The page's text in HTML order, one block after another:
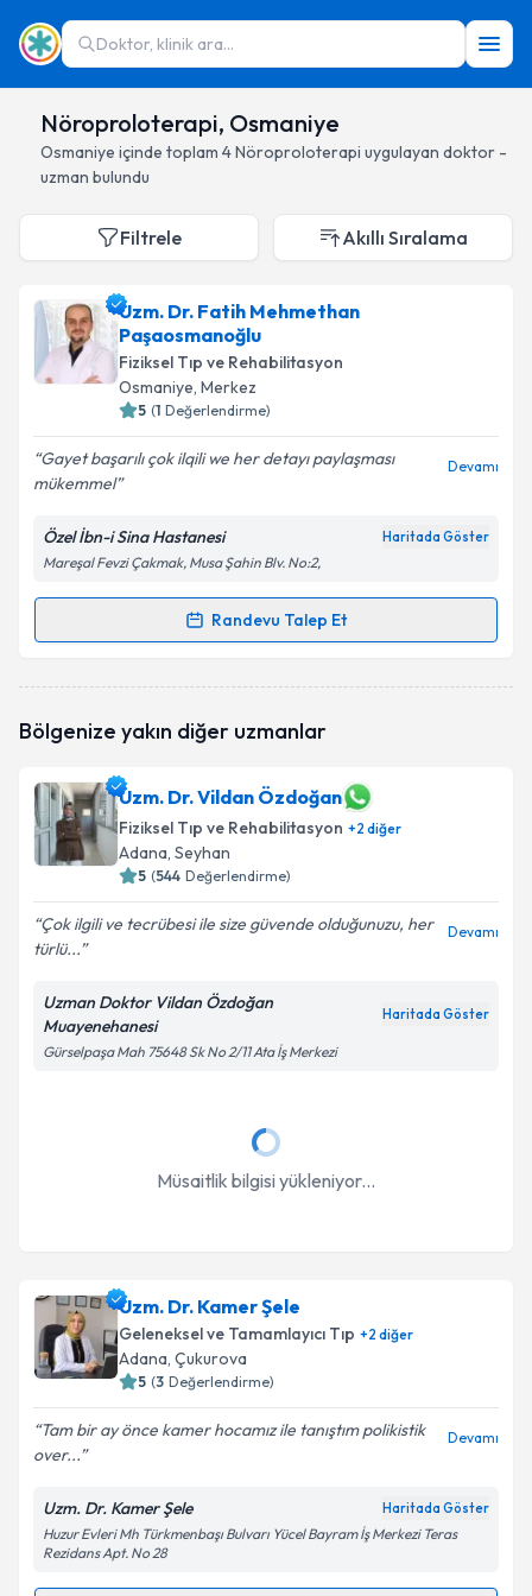
Doktor, klinik ara...
Nöroproloterapi, Osmaniye
Osmaniye içinde toplam 4Nöroproloterapi uygulayan doktor -
uzman bulundu
Filtrele Akıllı Sıralama
Uzm. Dr. Fatih Mehmethan
Paşaosmanoğlu
Fiziksel Tıp ve Rehabilitasyon
Osmaniye, Merkez
5 (1 Değerlendirme)
Gayet başarılı çok ilqili we her detayı paylaşması
mükemmel
Devamı
Özel İbn-i Sina Hastanesi Haritada Göster
Mareşal Fevzi Çakmak, Musa Şahin Blv. No:2,
Randevu Talep Et
Randevu Takvimi Talebi
randevu takvimi talebi oluşturun. Size bu uzmandan
posta ile bilgilendireceğiz.
E-posta Adresiniz
kapsamda işlenmesini kabul ediyorum.
Takvim Talebini Gönder
Bölgenize yakın diğer uzmanlar
Uzm. Dr. Vildan Özdoğan
Fiziksel Tıp ve Rehabilitasyon +2 diğer
Adana, Seyhan
5 (544 Değerlendirme)
Çok ilgili ve tecrübesi ile size güvende olduğunuzu, her
türlü...
Devamı
Uzman Doktor Vildan Özdoğan
Muayenehanesi
Haritada Göster
Gürselpaşa Mah 75648 Sk No 2/11 Ata İş Merkezi
Müsaitlik bilgisi yükleniyor...
Uzm. Dr. Kamer Şele
Geleneksel ve Tamamlayıcı Tıp +2 diğer
Adana, Çukurova
5 (3 Değerlendirme)
Tam bir ay önce kamer hocamız ile tanıştım polikistik
over...
Devamı
Uzm. Dr. Kamer Şele Haritada Göster
Huzur Evleri Mh Türkmenbaşı Bulvarı Yücel Bayram İş Merkezi Teras
Rezidans Apt. No 28